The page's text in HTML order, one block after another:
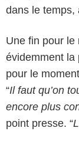
dans le temps,
Une fin pour le
évidemment la
pour le
“Il faut qu’on
encore plus
point presse. “